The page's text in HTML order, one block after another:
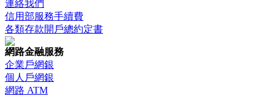
連絡我們
信用部服務手續費
各類存款開戶總約定書
網路金融服務
企業戶網銀
個人戶網銀
網路 ATM